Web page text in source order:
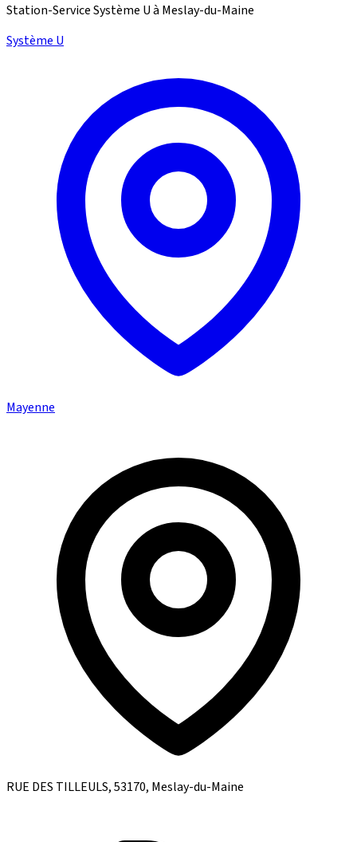
Station-Service Système U à Meslay-du-Maine
Système U
Mayenne
RUE DES TILLEULS, 53170, Meslay-du-Maine